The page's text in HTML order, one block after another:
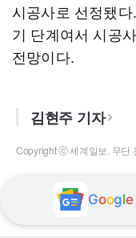
시공사로 선정됐
기 단계여서 시공
전망이다.
김현주 기자
Copyright ⓒ 세계일보. 무단
Google